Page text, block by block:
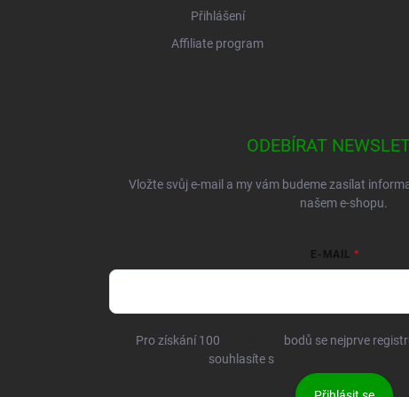
Přihlášení
Affiliate program
ODEBÍRAT
Vložte svůj e-mail a my vám budeme zasílat
našem e-shopu.
E-MAIL
Pro získání 100 bodů se nejprve
souhlasíte s